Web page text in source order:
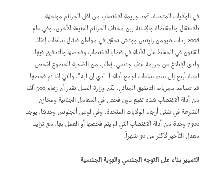
في الولايات المتحدة، تُعد جريمة الاغتصاب من أقل الجرائم مواجهة
بالاعتقال والمقاضاة والإدانة بين مختلف الجرائم العنيفة الأخرى. وفي عام
2008 بدأت هيومن رايتس ووتش تحقق في مواطن فشل سلطات إنفاذ
القانون في الحفاظ على الأدلة في قضايا الاغتصاب وفحصها والتدقيق فيها.
ولدى الإبلاغ عن جريمة عنف جنسي، يُطلب من الضحية الخضوع لفحص
لمدة أربع إلى ست ساعات لجمع أدلة الـ "دي إن أيه"، والتي إذا تم فحصها
قد تساعد مجريات التحقيق الجنائي. لكن وزارة العدل تقدر أن زهاء 500 ألف
من أدلة الاغتصاب هذه تقبع دون فحص في المعامل الجنائية ومخازن
الشرطة في شتى أرجاء الولايات المتحدة. وفي لوس أنجلوس وحدها، يوجد
7300 وحدة من أدلة الاغتصاب التي لم يتم فحصها أو العمل بها، مع تزايد
معدل التأخير لأكثر من 30 شهراً.
التمييز بناء على التوجه الجنسي والهوية الجنسية